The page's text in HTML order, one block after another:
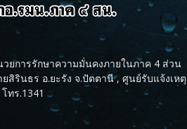
วยการรักษาความมั่นคงภายในภาค 4 ส่วน
สิรินธร อ.ยะรัง จ.ปัตตานี , ศูนย์รับแจ้งเหตุ
ทร.1341